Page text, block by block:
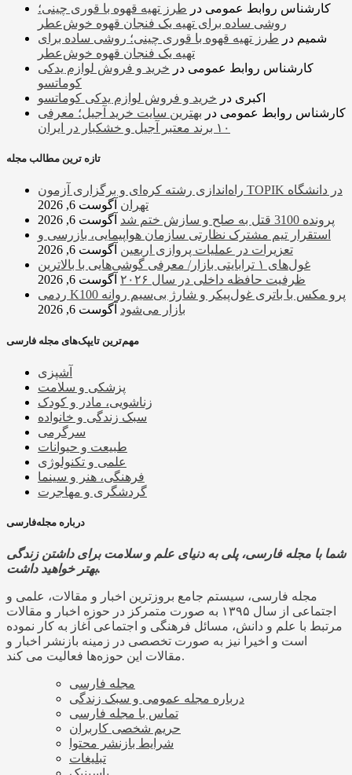
کارشناس روابط عمومی در طرز تهیه قهوه با قوری چینی؛
روشی ساده برای تهیه یک فنجان قهوه خوش‌عطر
شمیم در طرز تهیه قهوه با قوری چینی؛ روشی ساده برای
تهیه یک فنجان قهوه خوش‌عطر
کارشناس روابط عمومی در خرید و فروش لوازم یدکی
کوماتسو
اکبری در خرید و فروش لوازم یدکی کوماتسو
کارشناس روابط عمومی در بهترین سایت خرید آجیل؛ معرفی
۱۰ برند معتبر آجیل و خشکبار در ایران
تازه ترین مطالب مجله
راه‌اندازی رشته کره‌ای و برگزاری آزمون TOPIK در دانشگاه
تهران آگوست 6, 2026
پرونده 3100 قتل به صلح و سازش ختم شد
آگوست 6, 2026
استقرار تیم مشترک نظارتی سازمان هواپیمایی، بازرسی و
تعزیرات در عملیات پروازی اربعین آگوست 6, 2026
غول‌های ۱ ترابایتی بازار/ معرفی گوشی‌هایی با بالاترین
ظرفیت حافظه داخلی در سال ۲۰۲۶
آگوست 6, 2026
ردمی K100 پرو مکس با باتری غول‌پیکر و شارژ بی‌سیم روانه
بازار می‌شود آگوست 6, 2026
مهم‌ترین تایپک‌های مجله فارسی
آشپزی
پزشکی و سلامت
زناشویی، مادر و کودک
سبک زندگی و خانواده
سرگرمی
طبیعت و حیوانات
علمی و تکنولوژی
فرهنگی، هنر و سینما
گردشگری و مهاجرت
درباره مجله‌فارسی
شما با مجله فارسی، پلی به دنیای علم و سلامت برای داشتن زندگی
بهتر خواهید داشت.
مجله فارسی، سیستم جامع بروزترین اخبار و مقالات، علمی و
اجتماعی از سال ۱۳۹۵ به صورت متمرکز در حوزه اخبار و مقالات
مرتبط با علم و دانش، مسائل فرهنگی و اجتماعی آغاز به کار نموده
است و اخیرا نیز به صورت تخصصی در زمینه بازنشر اخبار و
مقالات این حوزه‌ها فعالیت می کند.
مجله فارسی
درباره مجله عمومی و سبک زندگی
تماس با مجله فارسی
حریم شخصی کاربران
شرایط بازنشر محتوا
تبلیغات